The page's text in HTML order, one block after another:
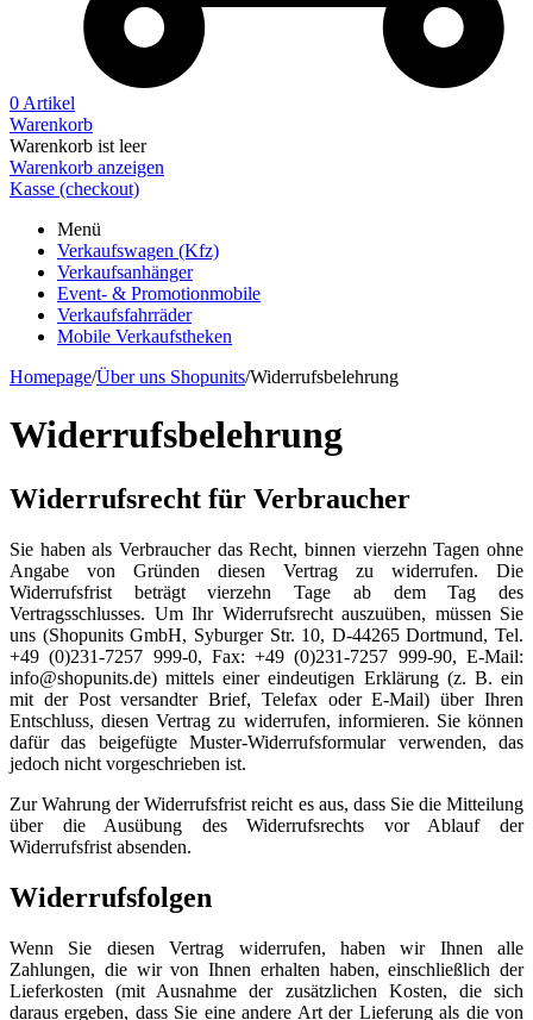
0 Artikel
Warenkorb
Warenkorb ist leer
Warenkorb anzeigen
Kasse (checkout)
Menü
Verkaufswagen (Kfz)
Verkaufsanhänger
Event- & Promotionmobile
Verkaufsfahrräder
Mobile Verkaufstheken
Homepage/Über uns Shopunits/Widerrufsbelehrung
Widerrufsbelehrung
Widerrufsrecht für Verbraucher
Sie haben als Verbraucher das Recht, binnen vierzehn Tagen ohne
Angabe von Gründen diesen Vertrag zu widerrufen. Die
Widerrufsfrist beträgt vierzehn Tage ab dem Tag des
Vertragsschlusses. Um Ihr Widerrufsrecht auszuüben, müssen Sie
uns (Shopunits GmbH, Syburger Str. 10, D-44265 Dortmund, Tel.
+49 (0)231-7257 999-0, Fax: +49 (0)231-7257 999-90, E-Mail:
info@shopunits.de) mittels einer eindeutigen Erklärung (z. B. ein
mit der Post versandter Brief, Telefax oder E-Mail) über Ihren
Entschluss, diesen Vertrag zu widerrufen, informieren. Sie können
dafür das beigefügte Muster-Widerrufsformular verwenden, das
jedoch nicht vorgeschrieben ist.
Zur Wahrung der Widerrufsfrist reicht es aus, dass Sie die Mitteilung
über die Ausübung des Widerrufsrechts vor Ablauf der
Widerrufsfrist absenden.
Widerrufsfolgen
Wenn Sie diesen Vertrag widerrufen, haben wir Ihnen alle
Zahlungen, die wir von Ihnen erhalten haben, einschließlich der
Lieferkosten (mit Ausnahme der zusätzlichen Kosten, die sich
daraus ergeben, dass Sie eine andere Art der Lieferung als die von